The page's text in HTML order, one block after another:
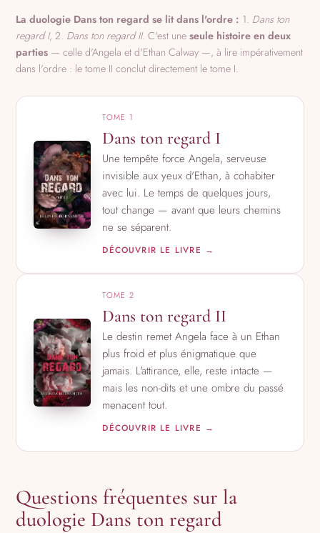
La duologie Dans ton regard se lit dans l'ordre : 1. Dans ton
regard I, 2. Dans ton regard II. C'est uneseule histoire en deux
parties — celle d'Angela et d'Ethan Calway —, à lire impérativement
dans l'ordre : le tome II conclut directement le tome I.
TOME 1
Dans ton regard I
Une tempête force Angela, serveuse
invisible aux yeux d'Ethan, à cohabiter
avec lui. Le temps de quelques jours,
tout change — avant que leurs chemins
ne se séparent.
DÉCOUVRIR LE LIVRE →
TOME 2
Dans ton regard II
Le destin remet Angela face à un Ethan
plus froid et plus énigmatique que
jamais. L'attirance, elle, reste intacte —
mais les non-dits et une ombre du passé
menacent tout.
DÉCOUVRIR LE LIVRE →
Questions fréquentes sur la
duologie Dans ton regard